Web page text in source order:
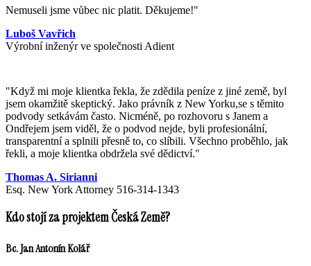
Nemuseli jsme vůbec nic platit. Děkujeme!"
Luboš Vavřich
Výrobní inženýr ve společnosti Adient
"Když mi moje klientka řekla, že zdědila peníze z jiné země, byl
jsem okamžitě skeptický. Jako právník z New Yorku,se s těmito
podvody setkávám často. Nicméně, po rozhovoru s Janem a
Ondřejem jsem viděl, že o podvod nejde, byli profesionální,
transparentní a splnili přesně to, co slíbili. Všechno proběhlo, jak
řekli, a moje klientka obdržela své dědictví."
Thomas A. Sirianni
Esq. New York Attorney 516-314-1343
Kdo stojí za projektem Česká Země?
Bc. Jan Antonín Kolář